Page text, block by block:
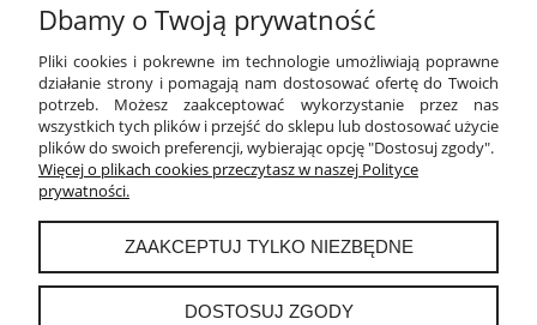
POMOC
MOJE KONTO
PŁATNOŚCI I DOSTAWA
INFORMACJE
Dbamy o Twoją prywatność
Pliki cookies i pokrewne im technologie umożliwiają poprawne
działanie strony i pomagają nam dostosować ofertę do Twoich
potrzeb. Możesz zaakceptować wykorzystanie przez nas
wszystkich tych plików i przejść do sklepu lub dostosować użycie
plików do swoich preferencji, wybierając opcję "Dostosuj zgody".
Więcej o plikach cookies przeczytasz w naszej Polityce
prywatności.
ZAAKCEPTUJ TYLKO NIEZBĘDNE
DOSTOSUJ ZGODY